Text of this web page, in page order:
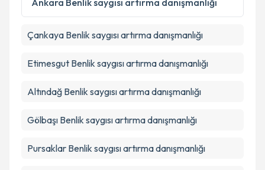
kapsamda işlenmesini kabul ediyorum.
Ankara Benlik saygısı artırma danışmanlığı
Çankaya Benlik saygısı artırma danışmanlığı
Etimesgut Benlik saygısı artırma danışmanlığı
Altındağ Benlik saygısı artırma danışmanlığı
Gölbaşı Benlik saygısı artırma danışmanlığı
Pursaklar Benlik saygısı artırma danışmanlığı